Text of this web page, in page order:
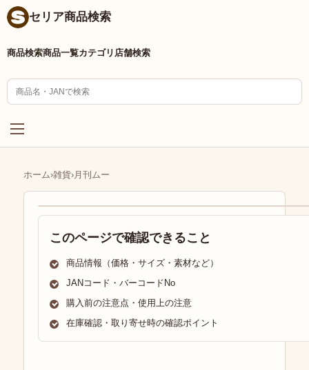
セリア商品検索
商品検索商品一覧カテゴリ 店舗検索
ホーム›雑貨›月刊ムー
このページで確認できること
商品情報（価格・サイズ・素材など）
JANコード・バーコードNo
購入前の注意点・使用上の注意
在庫確認・取り寄せ時の確認ポイント